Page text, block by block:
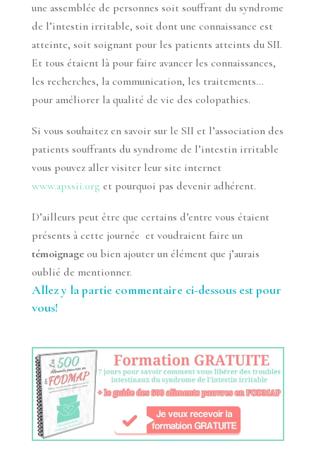
une assemblée de personnes soit souffrant du syndrome
de l’intestin irritable, soit dont une connaissance est
atteinte, soit soignant pour les patients atteints du SII.
Et tous étaient là pour faire avancer les connaissances,
les recherches, la communication, les traitements…
pour améliorer la qualité de vie des colopathies.
Si vous souhaitez en savoir sur le SII et l’association des
patients souffrants du syndrome de l’intestin irritable
vous pouvez aller visiter leur site internet
www.apssii.org et pourquoi pas devenir adhérent.
D’ailleurs peut être que certains d’entre vous étaient
présents à cette journée et voudraient faire un
témoignage ou bien ajouter un élément que j’aurais
oublié de mentionner.
Allez y la partie commentaire ci-dessous est pour
vous!